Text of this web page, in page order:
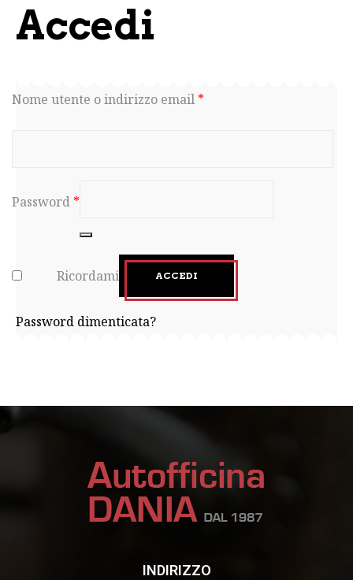
Accedi
Nome utente o indirizzo email *
Password *
Ricordami ACCEDI
Password dimenticata?
INDIRIZZO